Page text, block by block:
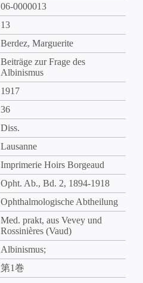
06-0000013
13
Berdez, Marguerite
Beiträge zur Frage des
Albinismus
1917
36
Diss.
Lausanne
Imprimerie Hoirs Borgeaud
Opht. Ab., Bd. 2, 1894-1918
Ophthalmologische Abtheilung
Med. prakt, aus Vevey und
Rossinières (Vaud)
Albinismus;
第1巻